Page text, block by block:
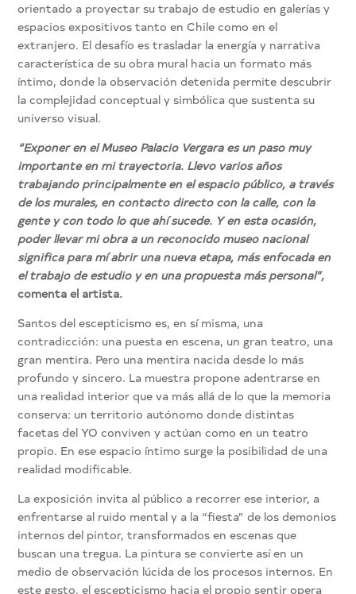
orientado a proyectar su trabajo de estudio en galerías y
espacios expositivos tanto en Chile como en el
extranjero. El desafío es trasladar la energía y narrativa
característica de su obra mural hacia un formato más
íntimo, donde la observación detenida permite descubrir
la complejidad conceptual y simbólica que sustenta su
universo visual.
“Exponer en el Museo Palacio Vergara es un paso muy
importante en mi trayectoria. Llevo varios años
trabajando principalmente en el espacio público, a través
de los murales, en contacto directo con la calle, con la
gente y con todo lo que ahí sucede. Y en esta ocasión,
poder llevar mi obra a un reconocido museo nacional
significa para mí abrir una nueva etapa, más enfocada en
el trabajo de estudio y en una propuesta más personal”,
comenta el artista.
Santos del escepticismo es, en sí misma, una
contradicción: una puesta en escena, un gran teatro, una
gran mentira. Pero una mentira nacida desde lo más
profundo y sincero. La muestra propone adentrarse en
una realidad interior que va más allá de lo que la memoria
conserva: un territorio autónomo donde distintas
facetas del YO conviven y actúan como en un teatro
propio. En ese espacio íntimo surge la posibilidad de una
realidad modificable.
La exposición invita al público a recorrer ese interior, a
enfrentarse al ruido mental y a la “fiesta” de los demonios
internos del pintor, transformados en escenas que
buscan una tregua. La pintura se convierte así en un
medio de observación lúcida de los procesos internos. En
este gesto, el escepticismo hacia el propio sentir opera